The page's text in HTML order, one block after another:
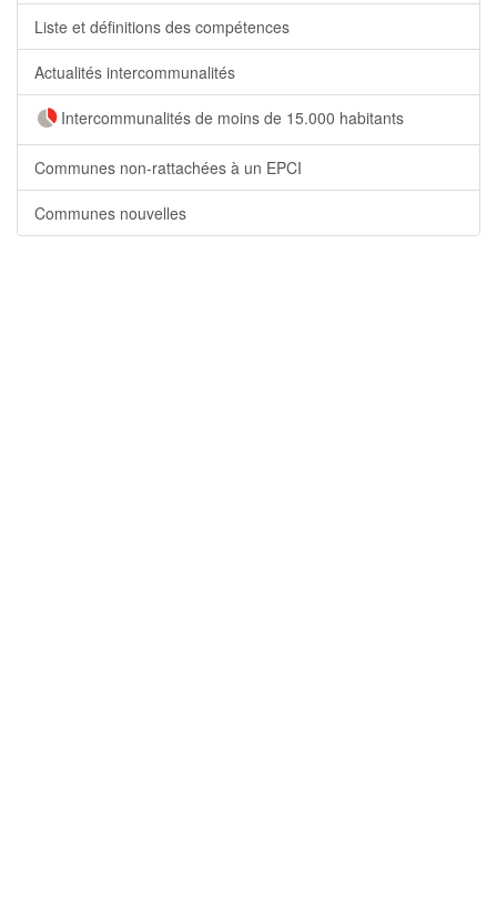
Liste et définitions des compétences
Actualités intercommunalités
Intercommunalités de moins de 15.000 habitants
Communes non-rattachées à un EPCI
Communes nouvelles